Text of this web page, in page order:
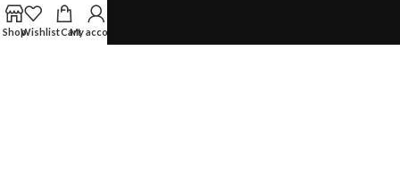
ShopWishlistCartMy account